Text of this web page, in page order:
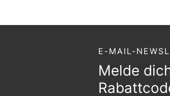
E-MAIL-
Melde